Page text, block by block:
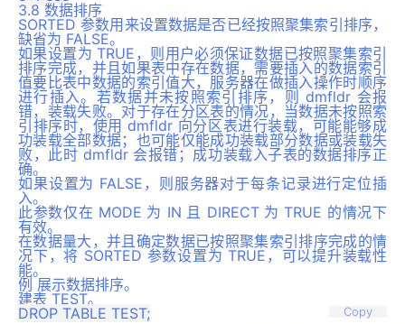
3.8 数据排序
SORTED 参数用来设置数据是否已经按照聚集索引排序，
缺省为 FALSE。
如果设置为 TRUE，则用户必须保证数据已按照聚集索引
排序完成，并且如果表中存在数据，需要插入的数据索引
值要比表中数据的索引值大，服务器在做插入操作时顺序
进行插入。若数据并未按照索引排序，则 dmfldr 会报
错，装载失败。对于存在分区表的情况，当数据未按照索
引排序时，使用 dmfldr 向分区表进行装载，可能能够成
功装载全部数据；也可能仅能成功装载部分数据或装载失
败，此时 dmfldr 会报错；成功装载入子表的数据排序正
确。
如果设置为 FALSE，则服务器对于每条记录进行定位插
入。
此参数仅在 MODE 为 IN 且 DIRECT 为 TRUE 的情况下
有效。
在数据量大，并且确定数据已按照聚集索引排序完成的情
况下，将 SORTED 参数设置为 TRUE，可以提升装载性
能。
例 展示数据排序。
建表 TEST。
Copy
DROP TABLE TEST;